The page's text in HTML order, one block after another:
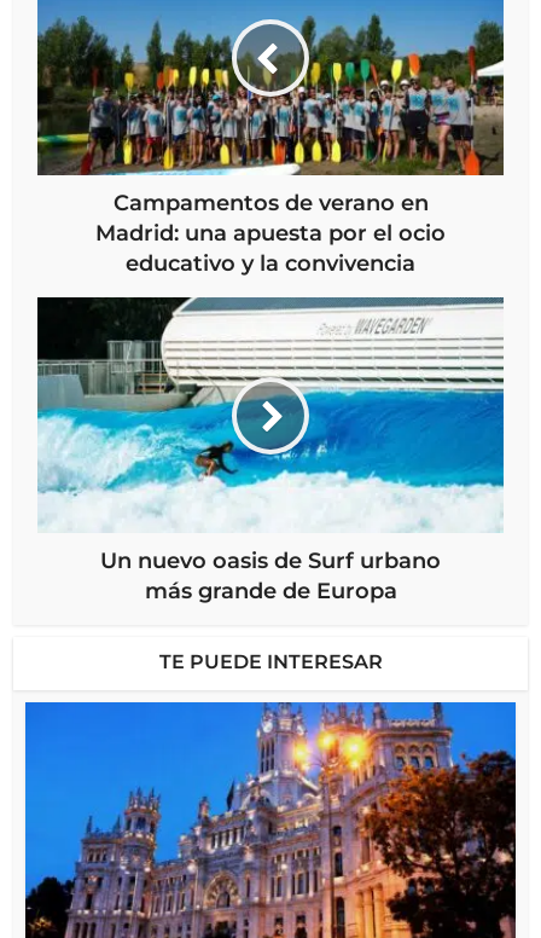
Campamentos de verano en
Madrid: una apuesta por el ocio
educativo y la convivencia
Un nuevo oasis de Surf urbano
más grande de Europa
TE PUEDE INTERESAR